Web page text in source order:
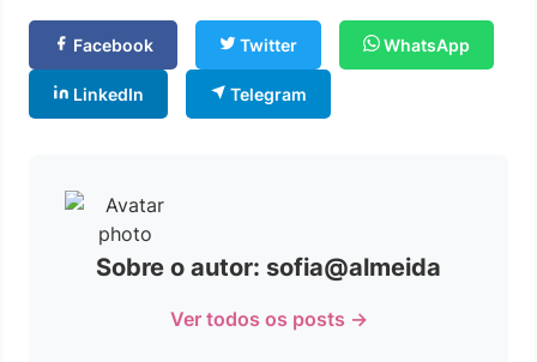
Facebook Twitter WhatsApp
LinkedIn Telegram
Sobre o autor: sofia@almeida
Ver todos os posts →